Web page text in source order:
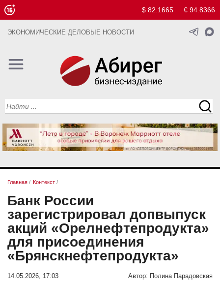
$ 82.1665 € 94.8366
ЭКОНОМИЧЕСКИЕ ДЕЛОВЫЕ НОВОСТИ
Главная / Контекст /
Банк России
зарегистрировал допвыпуск
акций «Орелнефтепродукта»
для присоединения
«Брянскнефтепродукта»
14.05.2026, 17:03 Автор: Полина Парадовская